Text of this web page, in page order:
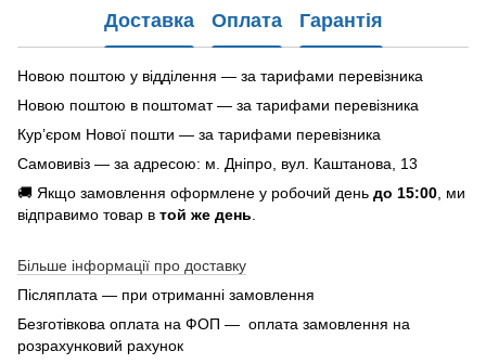
Доставка Оплата Гарантія
Новою поштою у відділення — за тарифами перевізника
Новою поштою в поштомат — за тарифами перевізника
Кур’єром Нової пошти — за тарифами перевізника
Самовивіз — за адресою: м. Дніпро, вул. Каштанова, 13
🚚 Якщо замовлення оформлене у робочий день до 15:00 , ми
відправимо товар в той же день
Більше інформації про доставку
Післяплата — при отриманні замовлення
Безготівкова оплата на ФОП — оплата замовлення на
розрахунковий рахунок